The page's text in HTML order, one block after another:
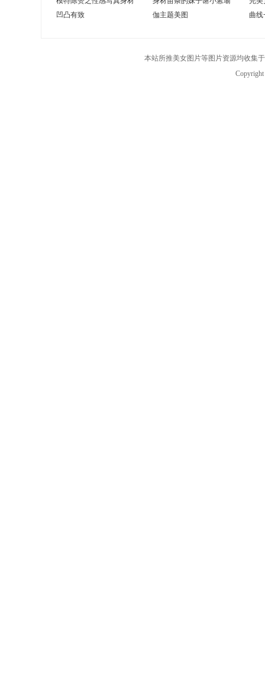
凹凸有致
伽主题美图
曲线
本站所推美女图片等图片资源均收集